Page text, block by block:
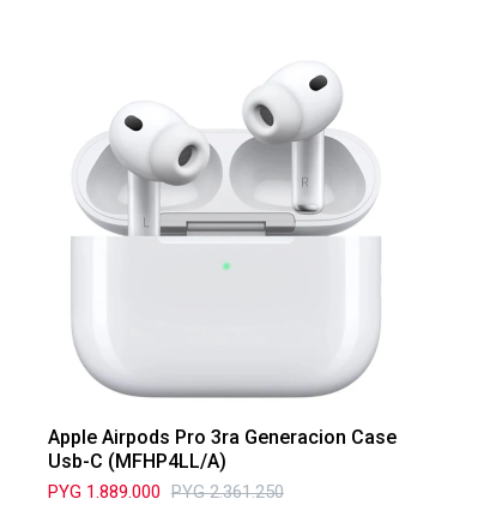
Apple Airpods Pro 3ra Generacion Case
Usb-C (MFHP4LL/A)
PYG 1.889.000 PYG 2.361.250